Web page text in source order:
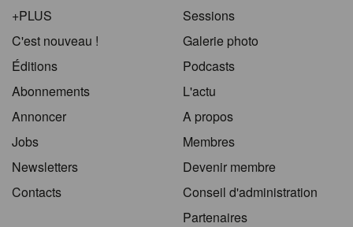
+PLUS
C'est nouveau !
Éditions
Abonnements
Annoncer
Jobs
Newsletters
Contacts
Sessions
Galerie photo
Podcasts
L'actu
A propos
Membres
Devenir membre
Conseil d'administration
Partenaires